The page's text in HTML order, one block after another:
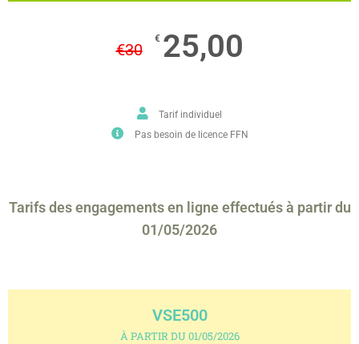
€30
€ 25,00
Tarif individuel
Pas besoin de licence FFN
Tarifs des engagements en ligne effectués à partir du
01/05/2026
VSE500
À PARTIR DU 01/05/2026